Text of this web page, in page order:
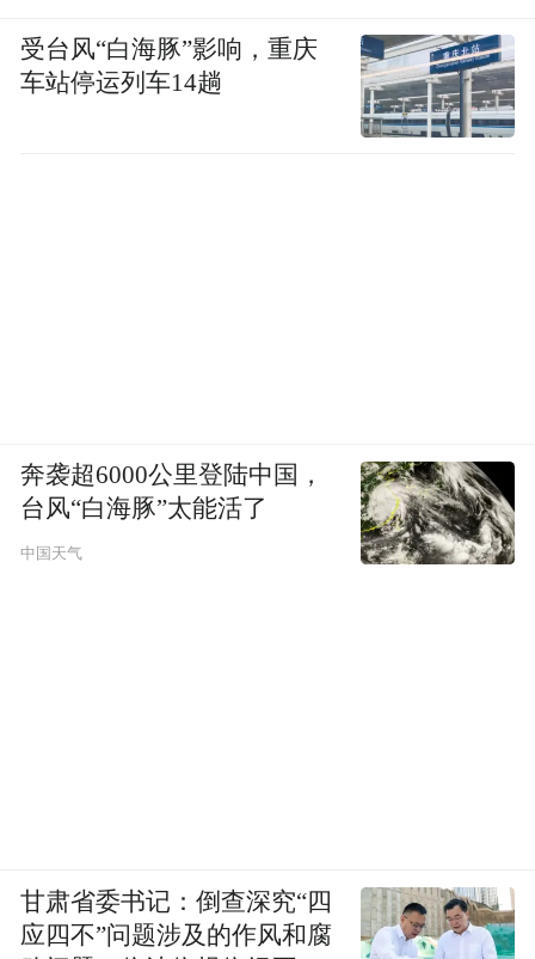
受台风“白海豚”影响，重庆
车站停运列车14趟
奔袭超6000公里登陆中国，
台风“白海豚”太能活了
中国天气
甘肃省委书记：倒查深究“四
应四不”问题涉及的作风和腐